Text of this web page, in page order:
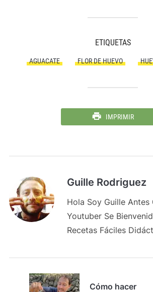
ETIQUETAS
AGUACATE FLOR DE HUEVO
IMPRIMIR
Guille Rodriguez
Hola Soy Guille
Youtuber Se
Recetas Fáciles
Cómo hacer